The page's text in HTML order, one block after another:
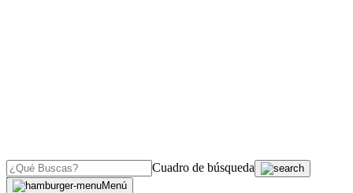
Cuadro de búsqueda
Menú
OJO